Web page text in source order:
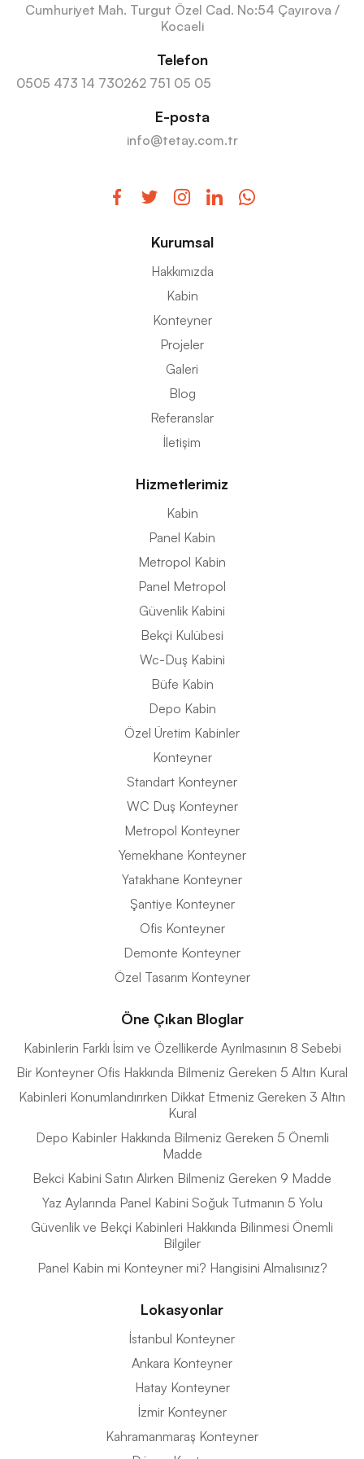
Cumhuriyet Mah. Turgut Özel Cad. No:54 Çayırova /
Kocaeli
Telefon
0505 473 14 730262 751 05 05
E-posta
info@tetay.com.tr
Kurumsal
Hakkımızda
Kabin
Konteyner
Projeler
Galeri
Blog
Referanslar
İletişim
Hizmetlerimiz
Kabin
Panel Kabin
Metropol Kabin
Panel Metropol
Güvenlik Kabini
Bekçi Kulübesi
Wc-Duş Kabini
Büfe Kabin
Depo Kabin
Özel Üretim Kabinler
Konteyner
Standart Konteyner
WC Duş Konteyner
Metropol Konteyner
Yemekhane Konteyner
Yatakhane Konteyner
Şantiye Konteyner
Ofis Konteyner
Demonte Konteyner
Özel Tasarım Konteyner
Öne Çıkan Bloglar
Kabinlerin Farklı İsim ve Özellikerde Ayrılmasının 8 Sebebi
Bir Konteyner Ofis Hakkında Bilmeniz Gereken 5 Altın Kural
Kabinleri Konumlandırırken Dikkat Etmeniz Gereken 3 Altın
Kural
Depo Kabinler Hakkında Bilmeniz Gereken 5 Önemli
Madde
Bekci Kabini Satın Alırken Bilmeniz Gereken 9 Madde
Yaz Aylarında Panel Kabini Soğuk Tutmanın 5 Yolu
Güvenlik ve Bekçi Kabinleri Hakkında Bilinmesi Önemli
Bilgiler
Panel Kabin mi Konteyner mi? Hangisini Almalısınız?
Lokasyonlar
İstanbul Konteyner
Ankara Konteyner
Hatay Konteyner
İzmir Konteyner
Kahramanmaraş Konteyner